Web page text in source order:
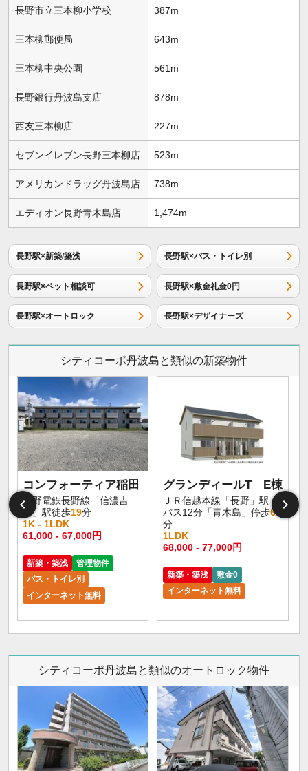
長野市立三本柳小学校 387m
三本柳郵便局 643m
三本柳中央公園 561m
長野銀行丹波島支店 878m
西友三本柳店 227m
セブンイレブン長野三本柳店 523m
アメリカンドラッグ丹波島店 738m
エディオン長野青木島店 1,474m
長野駅×新築/築浅 長野駅×バス・トイレ別
長野駅×ペット相談可 長野駅×敷金礼金0円
長野駅×オートロック 長野駅×デザイナーズ
シティコーポ丹波島と類似の新築物件
コンフォーティア稲田
長野電鉄長野線「信濃吉
田」駅徒歩19分
1K - 1LDK
61,000 - 67,000円
新築・築浅
管理物件
バス・トイレ別
インターネット無料
グランディールT E棟
ＪＲ信越本線「長野」駅
バス12分「青木島」停歩6
分
1LDK
68,000 - 77,000円
新築・築浅
敷金0
インターネット無料
シティコーポ丹波島と類似のオートロック物件